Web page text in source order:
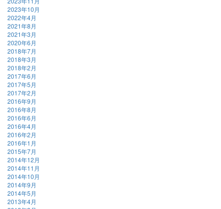
2023年10月
2022年4月
2021年8月
2021年3月
2020年6月
2018年7月
2018年3月
2018年2月
2017年6月
2017年5月
2017年2月
2016年9月
2016年8月
2016年6月
2016年4月
2016年2月
2016年1月
2015年7月
2014年12月
2014年11月
2014年10月
2014年9月
2014年5月
2013年4月